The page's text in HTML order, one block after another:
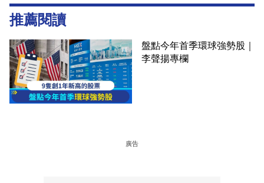
推薦閱讀
盤點今年首季環球強勢股｜
李聲揚專欄
廣告